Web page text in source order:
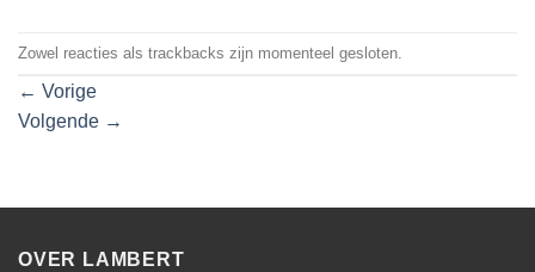
Zowel reacties als trackbacks zijn momenteel gesloten.
← Vorige
Volgende →
OVER LAMBERT